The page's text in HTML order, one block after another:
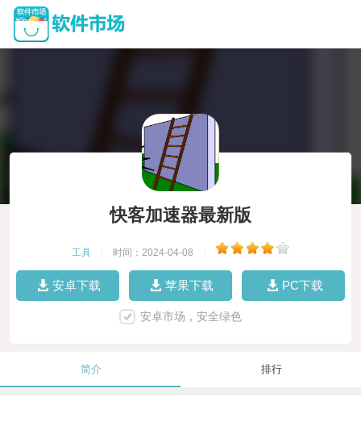
快客加速器最新版
工具 时间：2024-04-08
安卓下载 苹果下载 PC下载
安卓市场，安全绿色
简介 排行